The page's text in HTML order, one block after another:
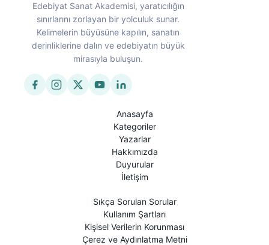
Edebiyat Sanat Akademisi, yaratıcılığın
sınırlarını zorlayan bir yolculuk sunar.
Kelimelerin büyüsüne kapılın, sanatın
derinliklerine dalın ve edebiyatın büyük
mirasıyla buluşun.
Anasayfa
Kategoriler
Yazarlar
Hakkımızda
Duyurular
İletişim
Sıkça Sorulan Sorular
Kullanım Şartları
Kişisel Verilerin Korunması
Çerez ve Aydınlatma Metni